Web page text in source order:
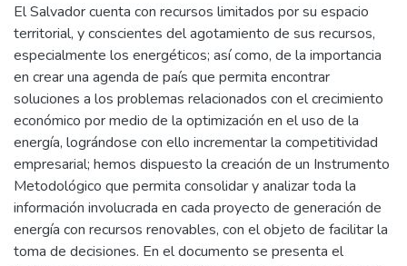
El Salvador cuenta con recursos limitados por su espacio
territorial, y conscientes del agotamiento de sus recursos,
especialmente los energéticos; así como, de la importancia
en crear una agenda de país que permita encontrar
soluciones a los problemas relacionados con el crecimiento
económico por medio de la optimización en el uso de la
energía, lográndose con ello incrementar la competitividad
empresarial; hemos dispuesto la creación de un Instrumento
Metodológico que permita consolidar y analizar toda la
información involucrada en cada proyecto de generación de
energía con recursos renovables, con el objeto de facilitar la
toma de decisiones. En el documento se presenta el